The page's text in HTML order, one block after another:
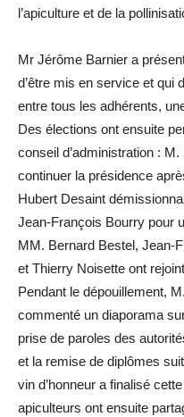
l’apiculture et de la
Mr Jérôme Barnier a
d’être mis en service et qui
entre tous les adhérents,
Des élections ont ensuite
conseil d’administration :
continuer la présidence
Hubert Desaint
Jean-François Bourry pour
MM. Bernard Bestel, Jean-
et Thierry Noisette ont
Pendant le dépouillement,
commenté un diaporama
prise de paroles des
et la remise de diplômes
vin d’honneur a finalisé
apiculteurs ont ensuite